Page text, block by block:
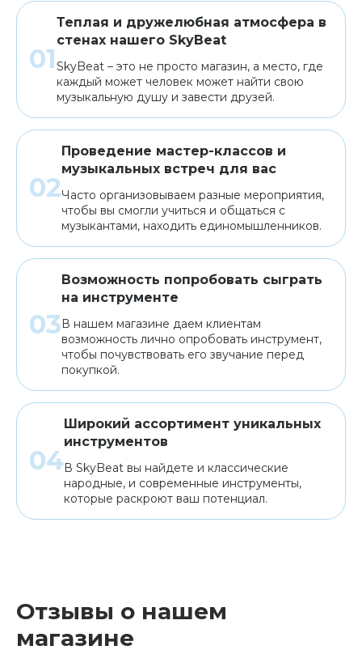
Теплая и дружелюбная атмосфера в
стенах нашего SkyBeat
SkyBeat – это не просто магазин, а место, где
каждый может человек может найти свою
музыкальную душу и завести друзей.
Проведение мастер-классов и
музыкальных встреч для вас
Часто организовываем разные мероприятия,
чтобы вы смогли учиться и общаться с
музыкантами, находить единомышленников.
Возможность попробовать сыграть
на инструменте
В нашем магазине даем клиентам
возможность лично опробовать инструмент,
чтобы почувствовать его звучание перед
покупкой.
Широкий ассортимент уникальных
инструментов
В SkyBeat вы найдете и классические
народные, и современные инструменты,
которые раскроют ваш потенциал.
Отзывы о нашем
магазине